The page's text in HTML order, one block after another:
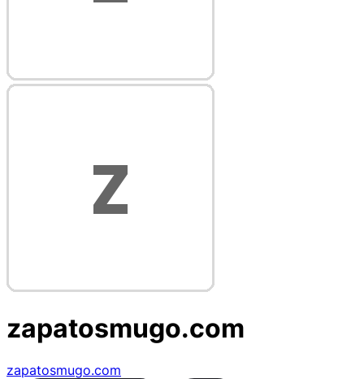
zapatosmugo.com
zapatosmugo.com